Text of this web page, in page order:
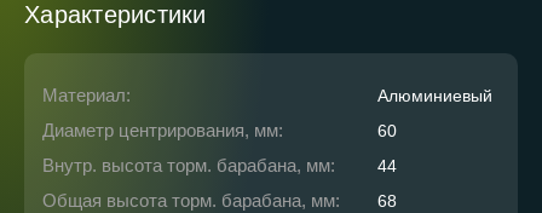
Характеристики
Материал: Алюминиевый
Диаметр центрирования, мм: 60
Внутр. высота торм. барабана, мм: 44
Общая высота торм. барабана, мм: 68